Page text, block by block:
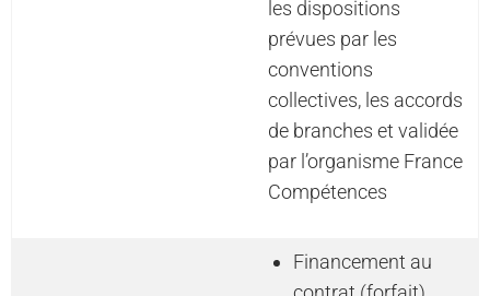
les dispositions
prévues par les
conventions
collectives, les accords
de branches et validée
par l’organisme France
Compétences
Financement au